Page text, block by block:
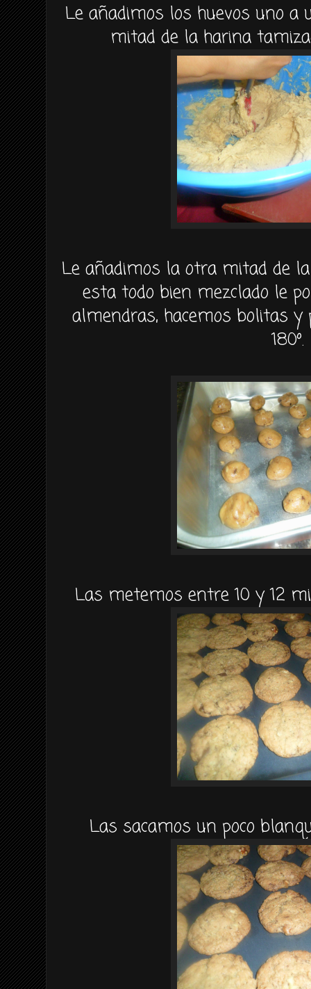
Le añadimos los huevos uno a
mitad de la harina
Le añadimos la otra mitad de
esta todo bien mezclado le
almendras, hacemos bolitas
180º.
Las metemos entre 10 y 12
Las sacamos un poco